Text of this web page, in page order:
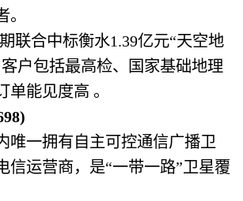
联合中标衡水1.39亿元“天空地
户包括最高检、国家基础地理
单能见度高 。
唯一拥有自主可控通信广播卫
信运营商，是“一带一路”卫星覆